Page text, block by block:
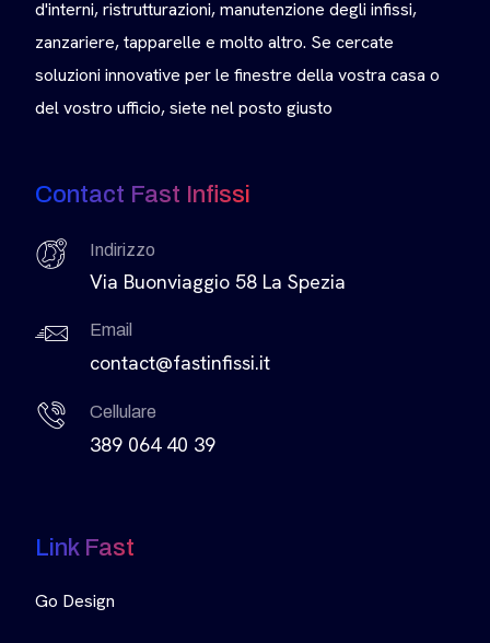
d'interni, ristrutturazioni, manutenzione degli infissi,
zanzariere, tapparelle e molto altro. Se cercate
soluzioni innovative per le finestre della vostra casa o
del vostro ufficio, siete nel posto giusto
Contact Fast Infissi
Indirizzo
Via Buonviaggio 58 La Spezia
Email
contact@fastinfissi.it
Cellulare
389 064 40 39
Link Fast
Go Design